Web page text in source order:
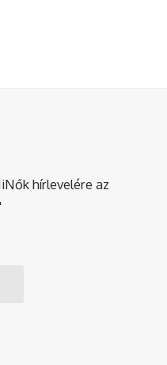
hírlevelére az